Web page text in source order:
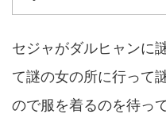
セジャがダルヒャンに
て謎の女の所に行って
ので服を着るのを待っ